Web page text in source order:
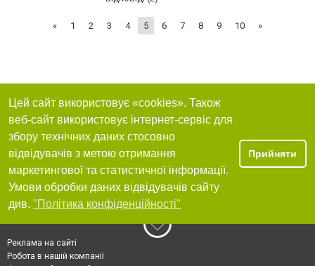
« 1 2 3 4 5 6 7 8 9 10 »
Цей сайт використовує «cookies». Також
веб-сайт використовує інтернет-сервіс для
збору технічних даних стосовно
відвідувачів з метою отримання
маркетингової та статистичної інформації.
Умови обробки даних відвідувачів сайту
див. "Політика конфіденційності"
Прийняти
Реклама на сайті
Робота в нашій компанії